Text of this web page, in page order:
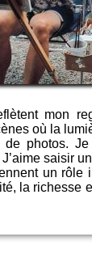
mon
où la
photos.
saisir
un rôle
la richesse